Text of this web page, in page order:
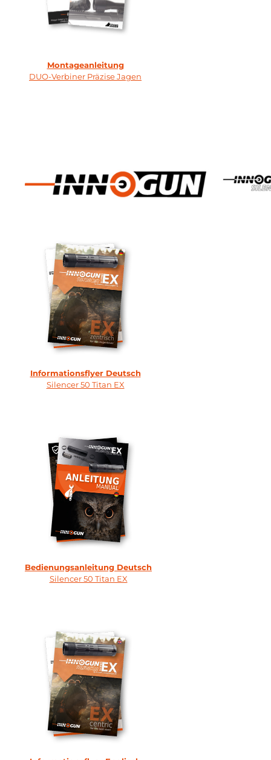
Montageanleitung
DUO-Verbiner Präzise Jagen
Informationsflyer Deutsch
Silencer 50 Titan EX
Bedienungsanleitung Deutsch
Silencer 50 Titan EX